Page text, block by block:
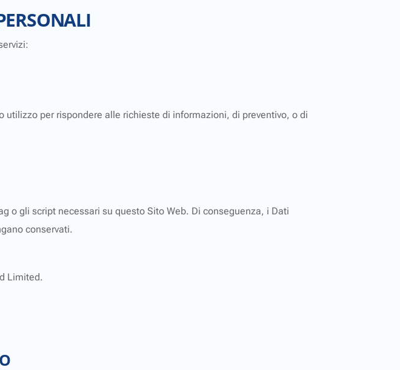
per rispondere alle richieste di informazioni, di preventivo, o di
o gli script necessari su questo Sito Web. Di conseguenza, i Dati
conservati.
Limited.